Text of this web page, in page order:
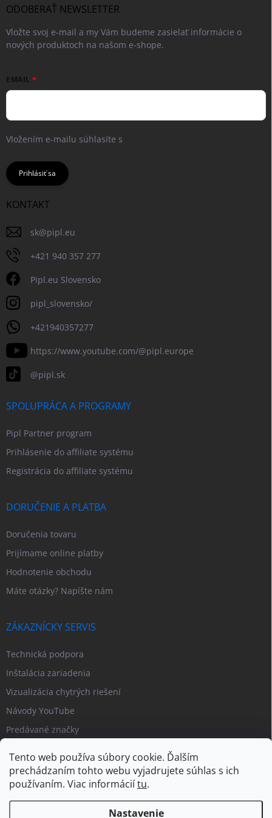
Tento web používa súbory cookie. Ďalším
prechádzaním tohto webu vyjadrujete súhlas s ich
používaním. Viac informáciítu.
Nastavenie
ODOBERAŤ NEWSLETTER
Vložte svoj e-mail a my Vám budeme zasielať informácie o
nových produktoch na našom e-shope.
EMAIL
Vložením e-mailu súhlasíte s
Prihlásiť sa
KONTAKT
sk@pipl.eu
+421 940 357 277
Pipl.eu Slovensko
pipl_slovensko/
+421940357277
https://www.youtube.com/@pipl.europe
@pipl.sk
SPOLUPRÁCA A PROGRAMY
Pipl Partner program
Prihlásenie do affiliate systému
Registrácia do affiliate systému
DORUČENIE A PLATBA
Doručenia tovaru
Prijímame online platby
Hodnotenie obchodu
Máte otázky? Napíšte nám
ZÁKAZNÍCKY SERVIS
Technická podpora
Inštalácia zariadenia
Vizualizácia chytrých riešení
Návody YouTube
Predávané značky